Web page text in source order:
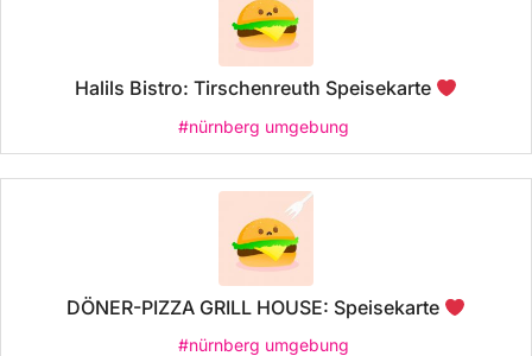
Halils Bistro: Tirschenreuth Speisekarte
#nürnberg umgebung
DÖNER-PIZZA GRILL HOUSE: Speisekarte
#nürnberg umgebung